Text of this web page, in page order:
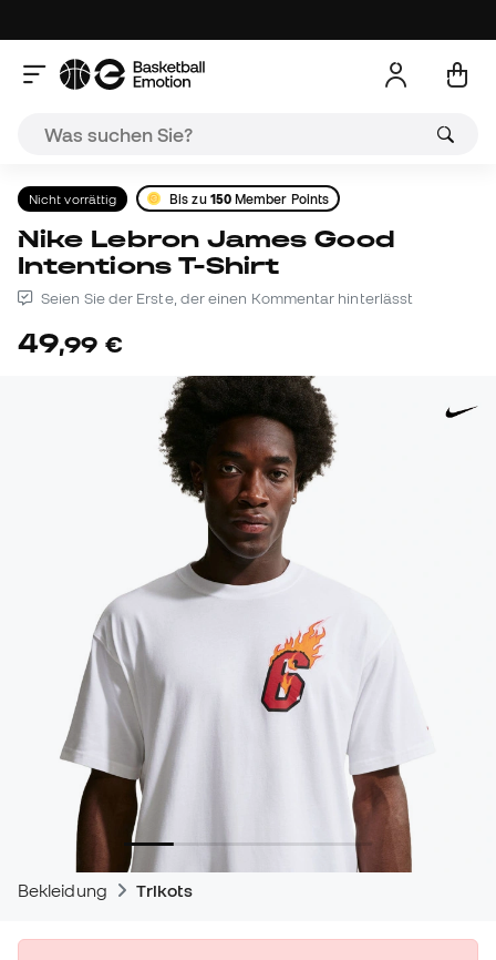
Nicht vorrättig Bis zu 150Member Points
Nike Lebron James Good
Intentions T-Shirt
Seien Sie der Erste, der einen Kommentar hinterlässt
49,99 €
Bekleidung Trikots